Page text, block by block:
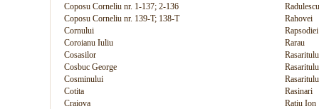
Coposu Corneliu nr. 1-137; 2-136
Coposu Corneliu nr. 139-T; 138-T
Rahovei
Cornului
Rapsodiei
Coroianu Iuliu
Rarau
Cosasilor
Cosbuc George
Cosminului
Cotita
Rasinari
Craiova
Ratiu Ion